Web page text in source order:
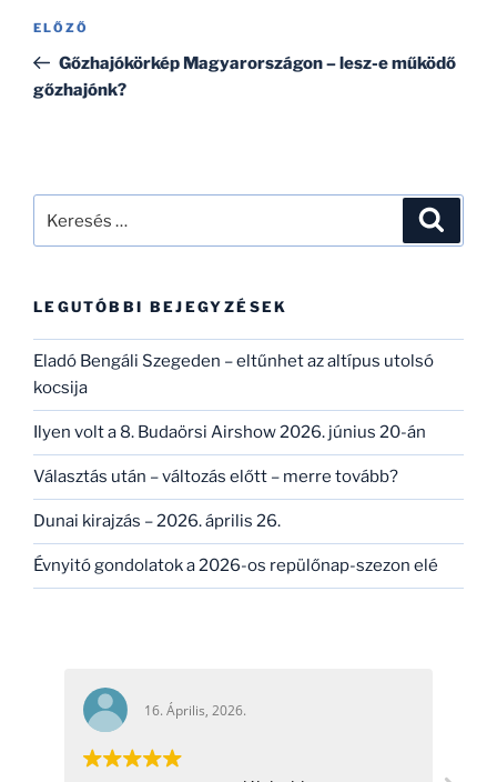
Bejegyzés
Korábbi
bejegyzés
ELŐZŐ
Gőzhajókörkép Magyarországon – lesz-e működő
gőzhajónk?
LEGUTÓBBI BEJEGYZÉSEK
Eladó Bengáli Szegeden – eltűnhet az altípus utolsó
kocsija
Ilyen volt a 8. Budaörsi Airshow 2026. június 20-án
Választás után – változás előtt – merre tovább?
Dunai kirajzás – 2026. április 26.
Évnyitó gondolatok a 2026-os repülőnap-szezon elé
16. Április, 2026.